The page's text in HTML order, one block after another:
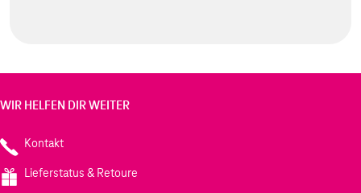
WIR HELFEN DIR WEITER
Kontakt
Lieferstatus & Retoure